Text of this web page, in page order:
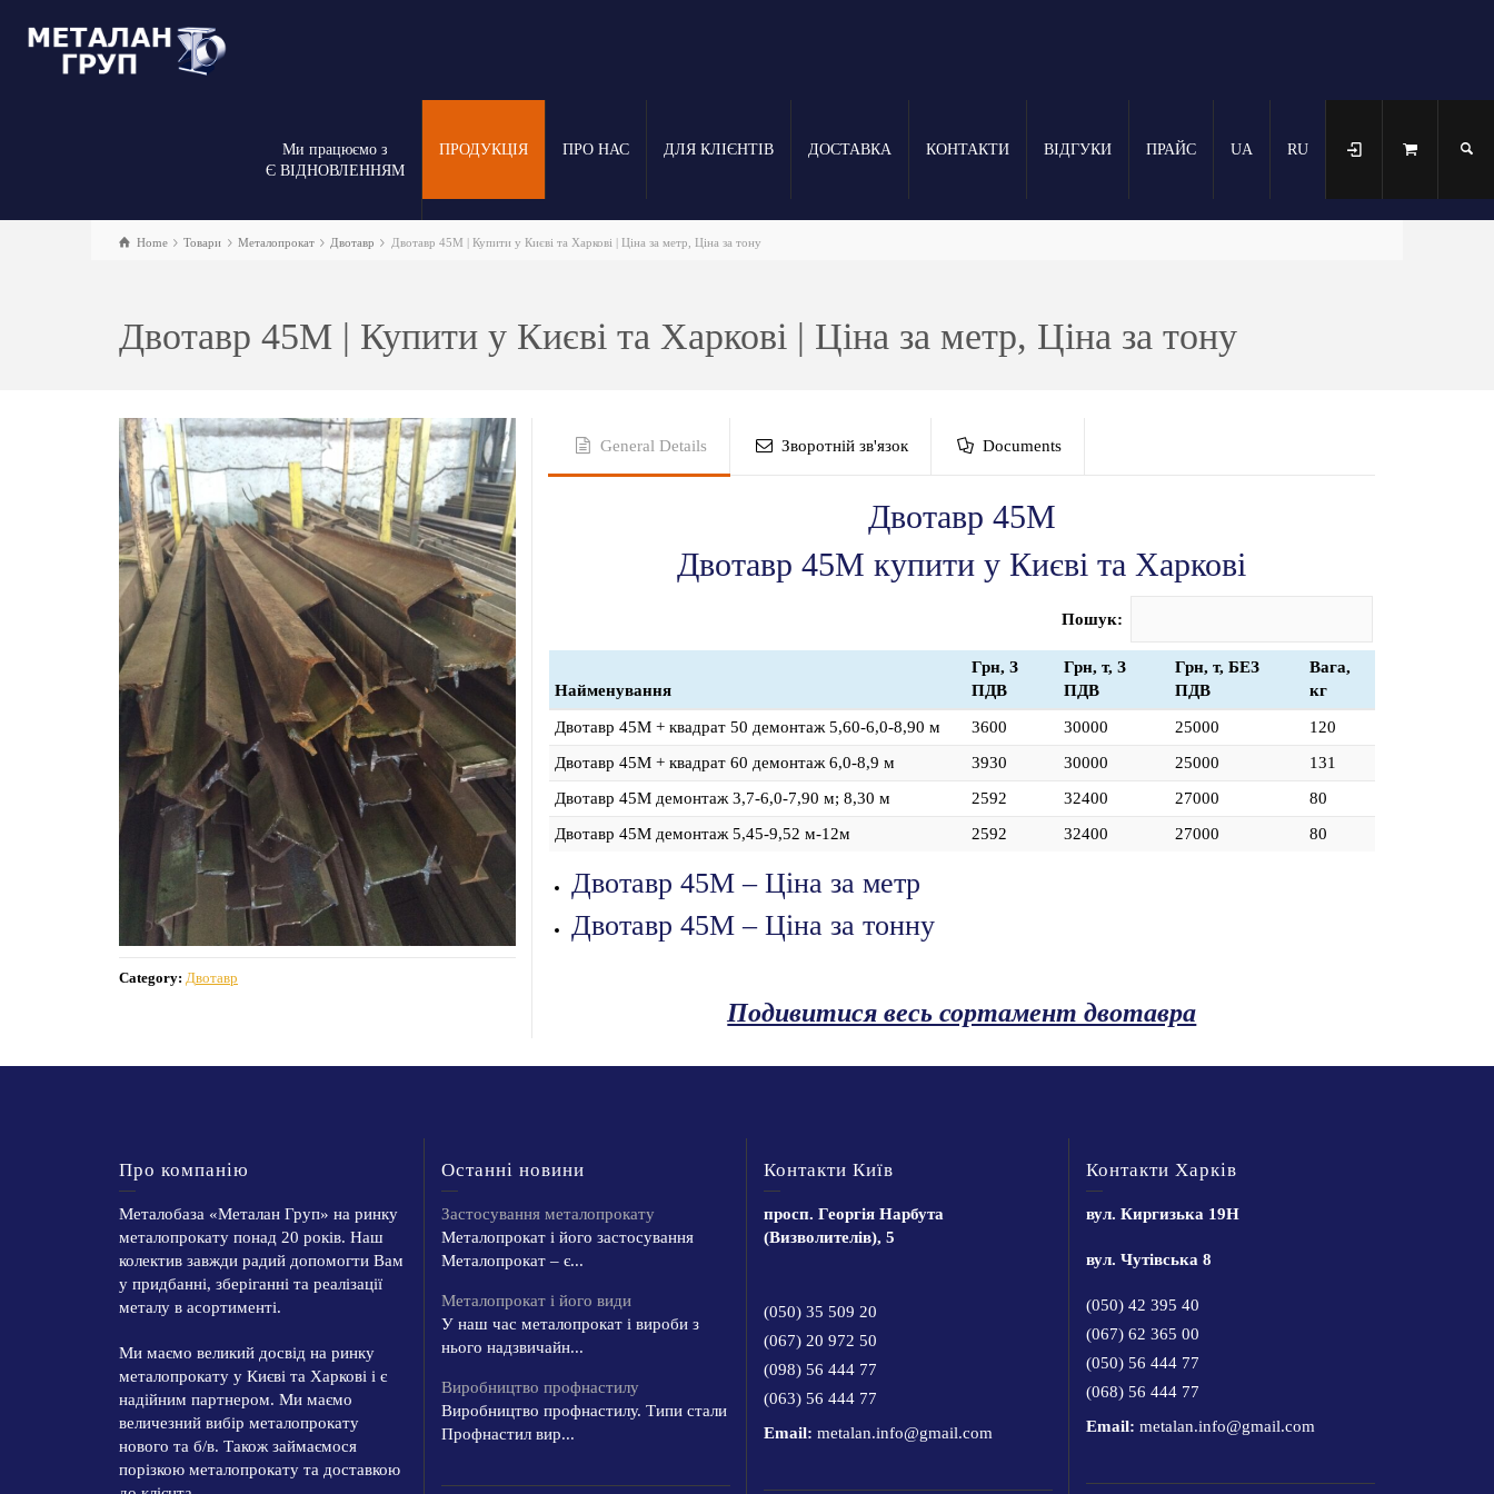
Ми працюємо з
Є ВІДНОВЛЕННЯМ
ПРОДУКЦІЯ ПРО НАС ДЛЯ КЛІЄНТІВ ДОСТАВКА КОНТАКТИ ВІДГУКИ ПРАЙС UA RU
Home Товари Металопрокат Двотавр Двотавр 45М | Купити у Києві та Харкові | Ціна за метр, Ціна за тону
Двотавр 45М | Купити у Києві та Харкові | Ціна за метр, Ціна за тону
Category: Двотавр
General Details Зворотній зв'язок Documents
Двотавр 45М
Двотавр 45М купити у Києві та Харкові
Пошук:
Найменування
Грн, З
ПДВ
Грн, т, З
ПДВ
Грн, т, БЕЗ
ПДВ
Вага,
кг
Двотавр 45М + квадрат 50 демонтаж 5,60-6,0-8,90 м 3600 30000 25000
120
Двотавр 45М + квадрат 60 демонтаж 6,0-8,9 м
3930 30000 25000
131
Двотавр 45М демонтаж 3,7-6,0-7,90 м; 8,30 м
2592 32400 27000
80
Двотавр 45М демонтаж 5,45-9,52 м-12м
2592 32400 27000 80
Двотавр 45М – Ціна за метр
Двотавр 45М – Ціна за тонну
Подивитися весь сортамент двотавра
Про компанію
Металобаза «Металан Груп» на ринку
металопрокату понад 20 років. Наш
колектив завжди радий допомогти Вам
у придбанні, зберіганні та реалізації
металу в асортименті.
Ми маємо великий досвід на ринку
металопрокату у Києві та Харкові і є
надійним партнером. Ми маємо
величезний вибір металопрокату
нового та б/в. Також займаємося
порізкою металопрокату та доставкою
Останні новини
Застосування металопрокату
Металопрокат і його застосування
Металопрокат – є...
Металопрокат і його види
У наш час металопрокат і вироби з
нього надзвичайн...
Виробництво профнастилу
Виробництво профнастилу. Типи стали
Профнастил вир...
Контакти Київ
просп. Георгія Нарбута
(Визволителів), 5
(050) 35 509 20
(067) 20 972 50
(098) 56 444 77
(063) 56 444 77
Email: metalan.info@gmail.com
Контакти Харків
вул. Киргизька 19Н
вул. Чутівська 8
(050) 42 395 40
(067) 62 365 00
(050) 56 444 77
(068) 56 444 77
Email: metalan.info@gmail.com